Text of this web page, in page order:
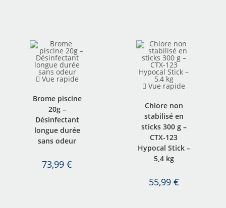
Vue rapide
Brome piscine
20g –
Désinfectant
longue durée
sans odeur
73,99€
Vue rapide
Chlore non
stabilisé en
sticks 300 g –
CTX-123
Hypocal Stick –
5,4 kg
55,99 €